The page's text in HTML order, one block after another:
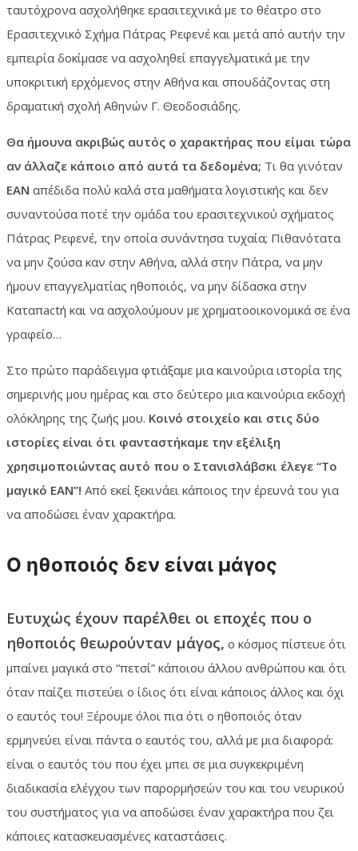
ταυτόχρονα ασχολήθηκε ερασιτεχνικά με το θέατρο στο
Ερασιτεχνικό Σχήμα Πάτρας Ρεφενέ και μετά από αυτήν την
εμπειρία δοκίμασε να ασχοληθεί επαγγελματικά με την
υποκριτική ερχόμενος στην Αθήνα και σπουδάζοντας στη
δραματική σχολή Αθηνών Γ. Θεοδοσιάδης.
Θα ήμουνα ακριβώς αυτός ο χαρακτήρας που είμαι τώρα
αν άλλαζε κάποιο από αυτά τα δεδομένα; Τι θα γινόταν
ΕΑΝ απέδιδα πολύ καλά στα μαθήματα λογιστικής και δεν
συναντούσα ποτέ την ομάδα του ερασιτεχνικού σχήματος
Πάτρας Ρεφενέ, την οποία συνάντησα τυχαία; Πιθανότατα
να μην ζούσα καν στην Αθήνα, αλλά στην Πάτρα, να μην
ήμουν επαγγελματίας ηθοποιός, να μην δίδασκα στην
Καταπactή και να ασχολούμουν με χρηματοοικονομικά σε ένα
γραφείο…
Στο πρώτο παράδειγμα φτιάξαμε μια καινούρια ιστορία της
σημερινής μου ημέρας και στο δεύτερο μια καινούρια εκδοχή
ολόκληρης της ζωής μου. Κοινό στοιχείο και στις δύο
ιστορίες είναι ότι φανταστήκαμε την εξέλιξη
χρησιμοποιώντας αυτό που ο Στανισλάβσκι έλεγε “Το
μαγικό ΕΑΝ”! Από εκεί ξεκινάει κάποιος την έρευνά του για
να αποδώσει έναν χαρακτήρα.
Ο ηθοποιός δεν είναι μάγος
Ευτυχώς έχουν παρέλθει οι εποχές που ο
ηθοποιός θεωρούνταν μάγος, ο κόσμος πίστευε ότι
μπαίνει μαγικά στο “πετσί” κάποιου άλλου ανθρώπου και ότι
όταν παίζει πιστεύει ο ίδιος ότι είναι κάποιος άλλος και όχι
ο εαυτός του! Ξέρουμε όλοι πια ότι ο ηθοποιός όταν
ερμηνεύει είναι πάντα ο εαυτός του, αλλά με μια διαφορά:
είναι ο εαυτός του που έχει μπει σε μια συγκεκριμένη
διαδικασία ελέγχου των παρορμήσεών του και του νευρικού
του συστήματος για να αποδώσει έναν χαρακτήρα που ζει
κάποιες κατασκευασμένες καταστάσεις.